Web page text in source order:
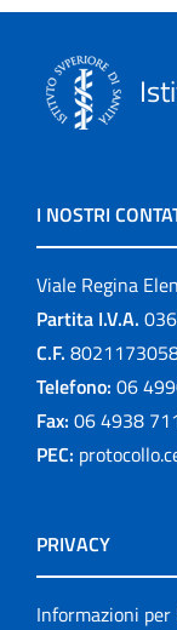
I NOSTRI
Viale Regina
Partita I.V.A.
C.F.
Telefono: 06
Fax: 06 4938
PEC:
PRIVACY
Informazioni